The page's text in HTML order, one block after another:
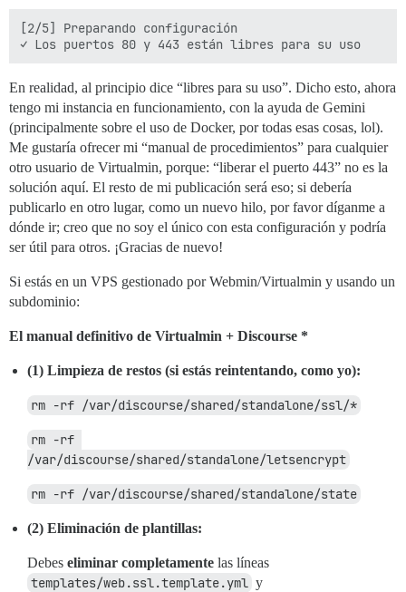
[2/5] Preparando configuración
En realidad, al principio dice “libres para su uso”. Dicho esto, ahora
tengo mi instancia en funcionamiento, con la ayuda de Gemini
(principalmente sobre el uso de Docker, por todas esas cosas, lol).
Me gustaría ofrecer mi “manual de procedimientos” para cualquier
otro usuario de Virtualmin, porque: “liberar el puerto 443” no es la
solución aquí. El resto de mi publicación será eso; si debería
publicarlo en otro lugar, como un nuevo hilo, por favor díganme a
dónde ir; creo que no soy el único con esta configuración y podría
ser útil para otros. ¡Gracias de nuevo!
Si estás en un VPS gestionado por Webmin/Virtualmin y usando un
subdominio:
El manual definitivo de Virtualmin + Discourse *
(1) Limpieza de restos (si estás reintentando, como yo):
rm -rf /var/discourse/shared/standalone/ssl/*
rm -rf
/var/discourse/shared/standalone/letsencrypt
rm -rf /var/discourse/shared/standalone/state
(2) Eliminación de plantillas:
Debes eliminar completamente las líneas
templates/web.ssl.template.yml y